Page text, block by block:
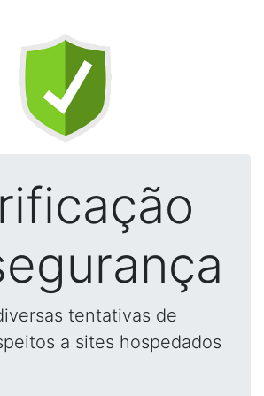
tentativas de
a sites hospedados